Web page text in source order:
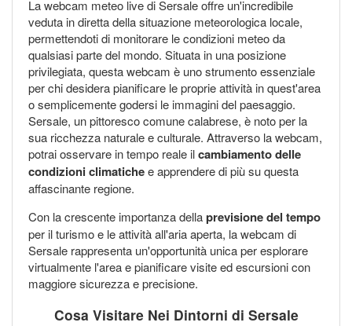
La webcam meteo live di Sersale offre un'incredibile
veduta in diretta della situazione meteorologica locale,
permettendoti di monitorare le condizioni meteo da
qualsiasi parte del mondo. Situata in una posizione
privilegiata, questa webcam è uno strumento essenziale
per chi desidera pianificare le proprie attività in quest'area
o semplicemente godersi le immagini del paesaggio.
Sersale, un pittoresco comune calabrese, è noto per la
sua ricchezza naturale e culturale. Attraverso la webcam,
potrai osservare in tempo reale ilcambiamento delle
condizioni climatichee apprendere di più su questa
affascinante regione.
Con la crescente importanza dellaprevisione del tempo
per il turismo e le attività all'aria aperta, la webcam di
Sersale rappresenta un'opportunità unica per esplorare
virtualmente l'area e pianificare visite ed escursioni con
maggiore sicurezza e precisione.
Cosa Visitare Nei Dintorni di Sersale